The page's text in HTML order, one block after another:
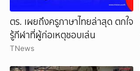
ตร. เผยถึงครูภาษาไทยล่าสุด ตกใจ
รู้กีฬาที่ผู้ก่อเหตุชอบเล่น
TNews